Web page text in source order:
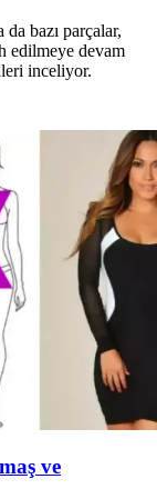
bazı parçalar,
edilmeye devam
inceliyor.
ve